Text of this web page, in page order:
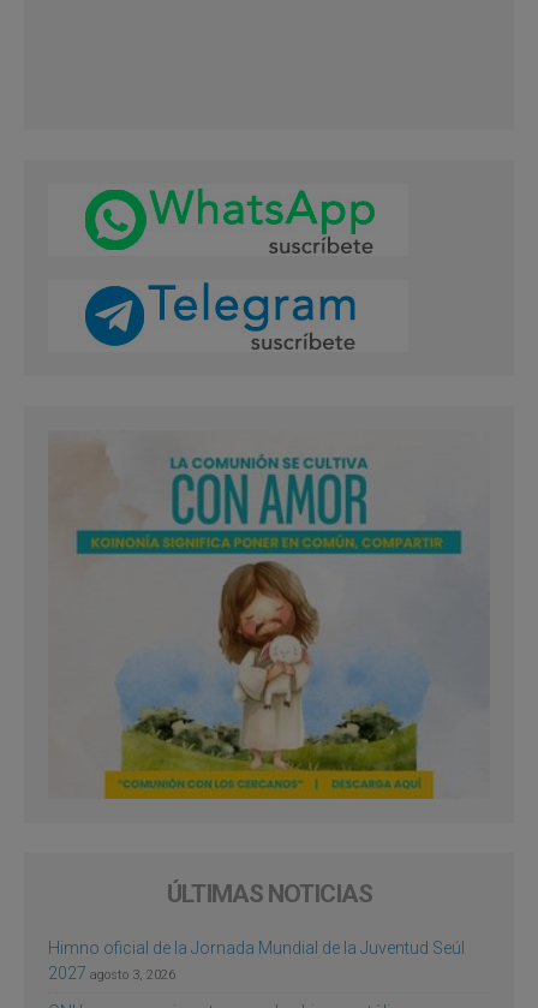
ÚLTIMAS NOTICIAS
Himno oficial de la Jornada Mundial de la Juventud Seúl
2027 agosto 3, 2026